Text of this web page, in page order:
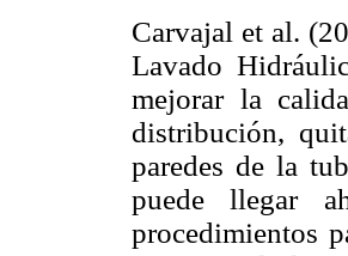
Carvajal et al.
Lavado
mejorar la
distribución,
paredes de la
puede llegar
procedimientos